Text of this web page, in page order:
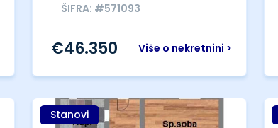
ŠIFRA: #571093
Više o nekretnini >
€46.350
Stanovi